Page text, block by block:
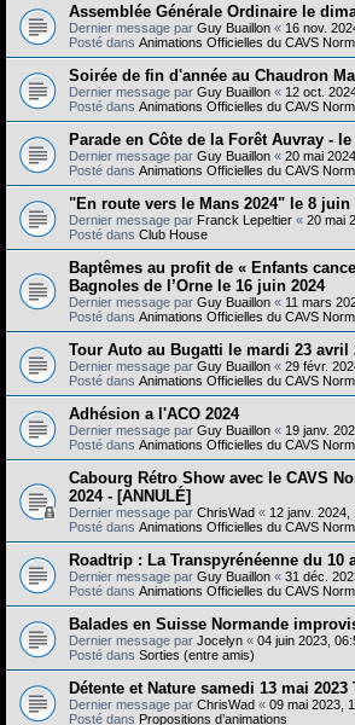
Assemblée Générale Ordinaire le
Dernier message par Guy Buaillon « 16 nov.
Posté dans Animations Officielles du CAVS
Soirée de fin d'année au Chaudron
Dernier message par Guy Buaillon « 12 oct.
Posté dans Animations Officielles du CAVS
Parade en Côte de la Forêt Auvray -
Dernier message par Guy Buaillon « 20 mai
Posté dans Animations Officielles du CAVS
"En route vers le Mans 2024" le 8 juin
Dernier message par Franck Lepeltier « 20 mai
Posté dans Club House
Baptêmes au profit de « Enfants
Bagnoles de l’Orne le 16 juin 2024
Dernier message par Guy Buaillon « 11 mars
Posté dans Animations Officielles du CAVS
Tour Auto au Bugatti le mardi 23 avril
Dernier message par Guy Buaillon « 29 févr.
Posté dans Animations Officielles du CAVS
Adhésion a l'ACO 2024
Dernier message par Guy Buaillon « 19 janv.
Posté dans Animations Officielles du CAVS
Cabourg Rétro Show avec le CAVS
2024 - [ANNULÉ]
Dernier message par ChrisWad « 12 janv. 2024,
Posté dans Animations Officielles du CAVS
Roadtrip : La Transpyrénéenne du 10
Dernier message par Guy Buaillon « 31 déc.
Posté dans Animations Officielles du CAVS
Balades en Suisse Normande
Dernier message par Jocelyn « 04 juin 2023,
Posté dans Sorties (entre amis)
Détente et Nature samedi 13 mai
Dernier message par ChrisWad « 09 mai 2023,
Posté dans Propositions d’animations